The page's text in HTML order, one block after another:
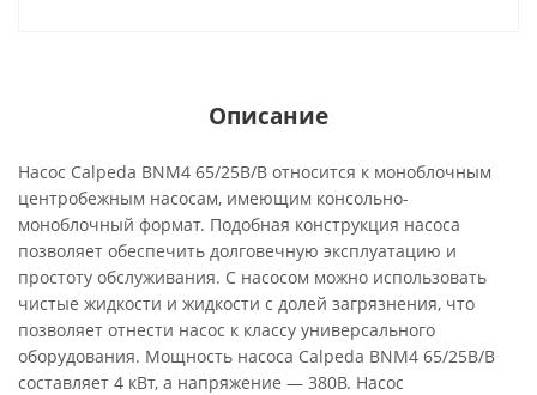
Описание
Насос Calpeda BNM4 65/25B/B относится к моноблочным
центробежным насосам, имеющим консольно-
моноблочный формат. Подобная конструкция насоса
позволяет обеспечить долговечную эксплуатацию и
простоту обслуживания. С насосом можно использовать
чистые жидкости и жидкости с долей загрязнения, что
позволяет отнести насос к классу универсального
оборудования. Мощность насоса Calpeda BNM4 65/25B/B
составляет 4 кВт, а напряжение — 380В. Насос